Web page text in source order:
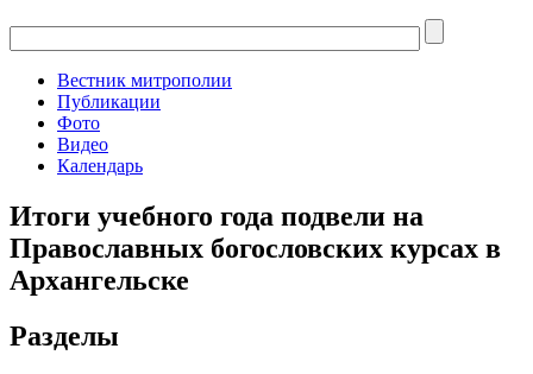
Вестник митрополии
Публикации
Фото
Видео
Календарь
Итоги учебного года подвели на
Православных богословских курсах в
Архангельске
Разделы